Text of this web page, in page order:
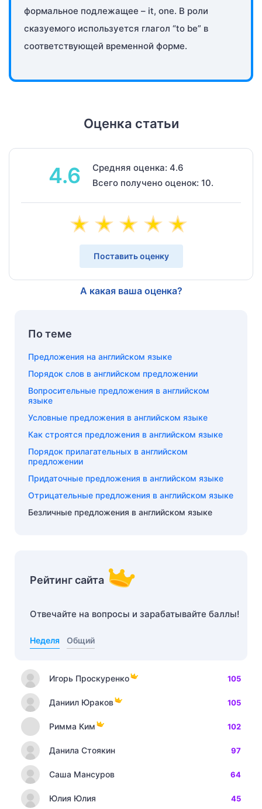
формальное подлежащее – it, one. В роли
сказуемого используется глагол “to be” в
соответствующей временной форме.
Оценка статьи
4.6
Средняя оценка: 4.6
Всего получено оценок: 10.
Поставить оценку
А какая ваша оценка?
По теме
Предложения на английском языке
Порядок слов в английском предложении
Вопросительные предложения в английском
языке
Условные предложения в английском языке
Как строятся предложения в английском языке
Порядок прилагательных в английском
предложении
Придаточные предложения в английском языке
Отрицательные предложения в английском языке
Безличные предложения в английском языке
Рейтинг сайта
Отвечайте на вопросы и зарабатывайте баллы!
Неделя Общий
Игорь Проскуренко 105
Даниил Юраков 105
Римма Ким 102
Данила Стоякин 97
Саша Мансуров 64
Юлия Юлия 45